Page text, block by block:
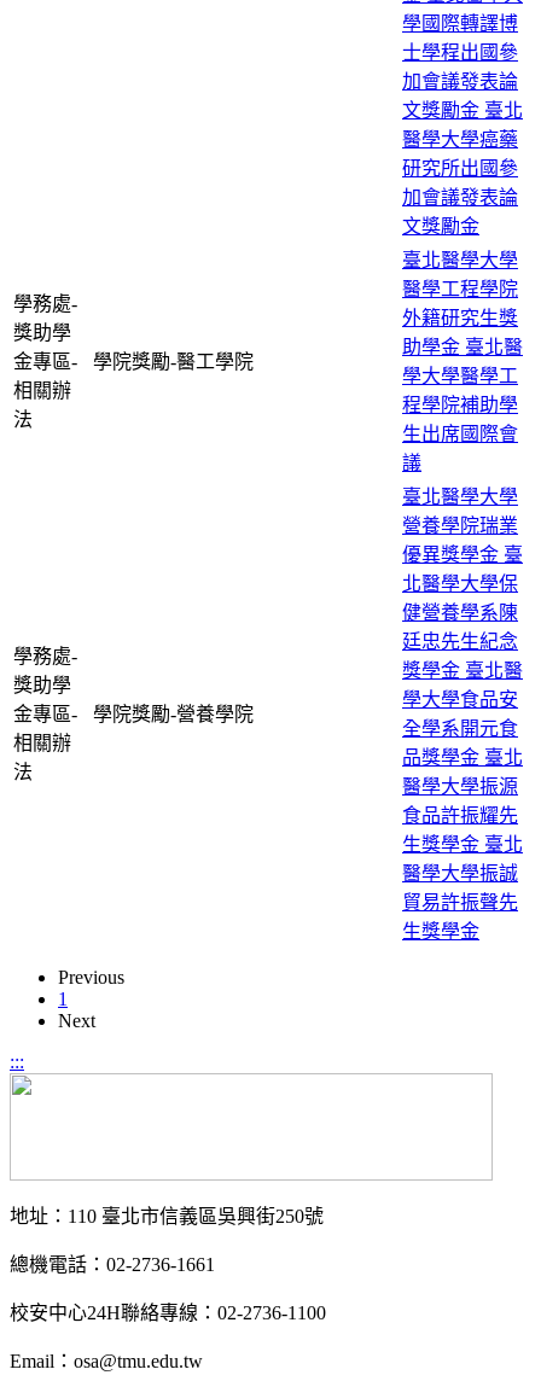
學國際轉譯博
士學程出國參
加會議發表論
文獎勵金 臺北
醫學大學癌藥
研究所出國參
加會議發表論
文獎勵金
學務處-
獎助學
金專區-
相關辦
法
學院獎勵-醫工學院
臺北醫學大學
醫學工程學院
外籍研究生獎
助學金 臺北醫
學大學醫學工
程學院補助學
生出席國際會
議
學務處-
獎助學
金專區-
相關辦
法
學院獎勵-營養學院
臺北醫學大學
營養學院瑞業
優異獎學金 臺
北醫學大學保
健營養學系陳
廷忠先生紀念
獎學金 臺北醫
學大學食品安
全學系開元食
品獎學金 臺北
醫學大學振源
食品許振耀先
生獎學金 臺北
醫學大學振誠
貿易許振聲先
生獎學金
Previous
1
Next
:::
地址：110 臺北市信義區吳興街250號
總機電話：02-2736-1661
校安中心24H聯絡專線：02-2736-1100
Email：osa@tmu.edu.tw